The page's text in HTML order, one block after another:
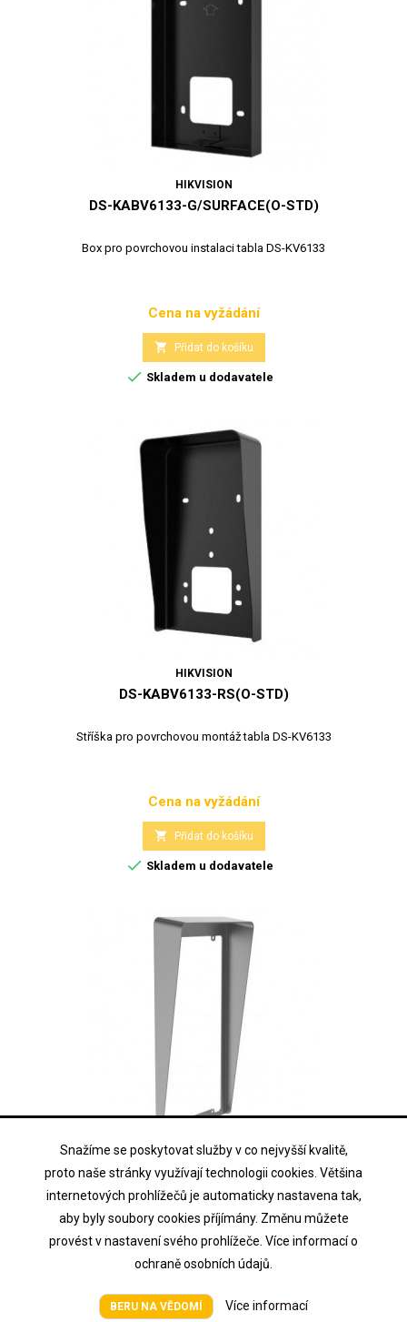
Snažíme se poskytovat služby v co nejvyšší kvalitě,
proto naše stránky využívají technologii cookies. Většina
internetových prohlížečů je automaticky nastavena tak,
aby byly soubory cookies příjímány. Změnu můžete
provést v nastavení svého prohlížeče. Více informací o
ochraně osobních údajů.
BERU NA VĚDOMÍ Více informací
HIKVISION
DS-KABV6133-G/SURFACE(O-STD)
Box pro povrchovou instalaci tabla DS-KV6133
Cena
Cena na vyžádání
 Přidat do košíku
 Skladem u dodavatele
HIKVISION
DS-KABV6133-RS(O-STD)
Stříška pro povrchovou montáž tabla DS-KV6133
Cena
Cena na vyžádání
 Přidat do košíku
 Skladem u dodavatele
HIKVISION
DS-KABV8113-RS/FLUSH
Stříška pro zápustnou montáž tabel DS-KV8x13
Cena